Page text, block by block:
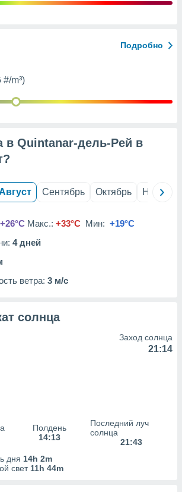
Подробно
m³)
в Quintanar-дель-Рей в
?
Сентябрь Октябрь Ноябрь
+26°C Макс.: +33°C Мин: +19°C
4дней
ветра: 3 м/с
солнца
Заход солнца
21:14
Полдень
14:13
Последний луч
солнца
21:43
дня 14h 2m
свет 11h 44m